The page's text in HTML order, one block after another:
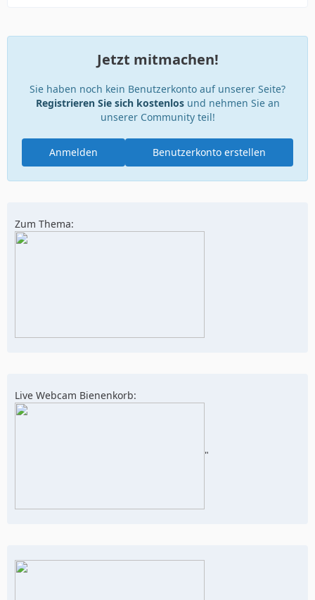
Jetzt mitmachen!
Sie haben noch kein Benutzerkonto auf unserer Seite?
Registrieren Sie sich kostenlosund nehmen Sie an
unserer Community teil!
Benutzerkonto erstellen
Anmelden
Zum Thema:
Live Webcam Bienenkorb:
"